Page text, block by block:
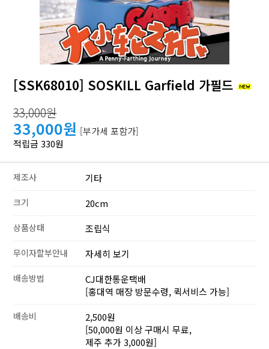
[SSK68010] SOSKILL Garfield 가필드
33,000원
33,000원 [부가세 포함가]
적립금 330원
제조사 기타
크기 20cm
상품상태 조립식
무이자할부안내 자세히 보기
배송방법
CJ대한통운택배
[홍대역 매장 방문수령, 퀵서비스 가능]
배송비
2,500원
[50,000원 이상 구매시 무료,
제주 추가 3,000원]